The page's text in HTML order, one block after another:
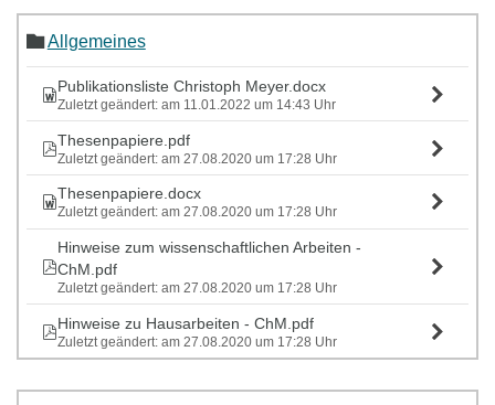
Allgemeines
Publikationsliste Christoph Meyer.docx
Zuletzt geändert: am 11.01.2022 um 14:43 Uhr
Thesenpapiere.pdf
Zuletzt geändert: am 27.08.2020 um 17:28 Uhr
Thesenpapiere.docx
Zuletzt geändert: am 27.08.2020 um 17:28 Uhr
Hinweise zum wissenschaftlichen Arbeiten -
ChM.pdf
Zuletzt geändert: am 27.08.2020 um 17:28 Uhr
Hinweise zu Hausarbeiten - ChM.pdf
Zuletzt geändert: am 27.08.2020 um 17:28 Uhr